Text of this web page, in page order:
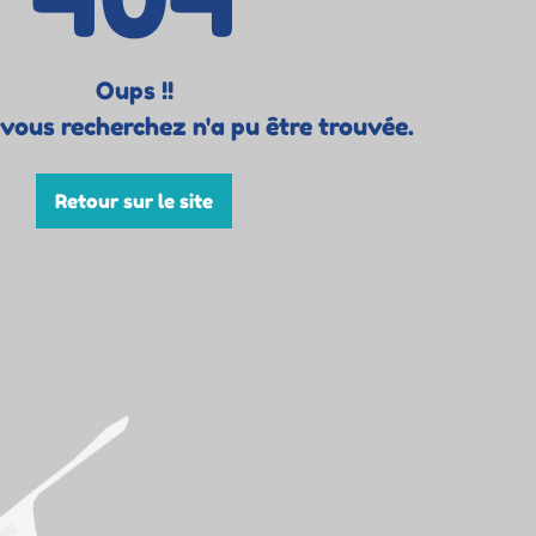
Oups !!
recherchez n'a pu être trouvée.
Retour sur le site